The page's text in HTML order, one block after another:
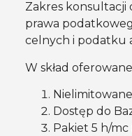
Zakres konsultacji
prawa
celnych i podatku
W skład
Dostęp do
Pakiet 5 h/mc